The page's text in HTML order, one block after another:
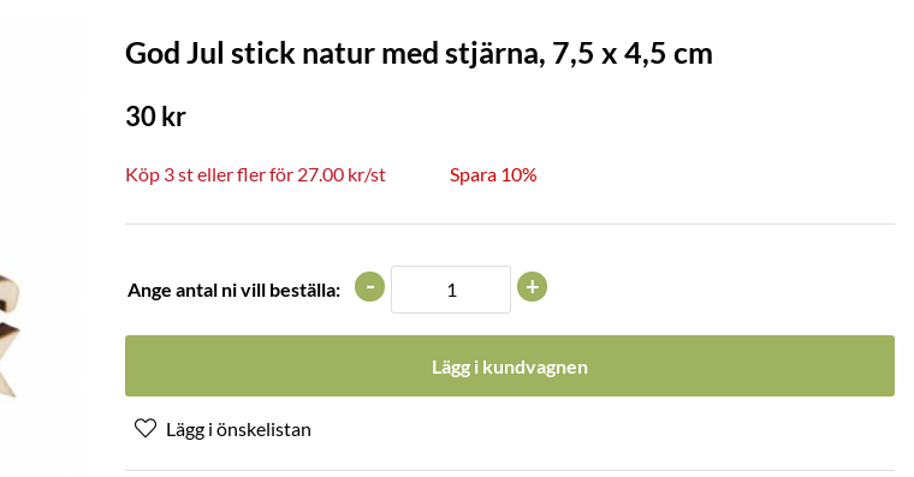
God Jul stick natur med stjärna, 7,5 x 4,5 cm
30kr
Köp 3 steller fler för 27.00 kr/st Spara 10%
Ange antal ni vill beställa: +
-
Lägg i kundvagnen